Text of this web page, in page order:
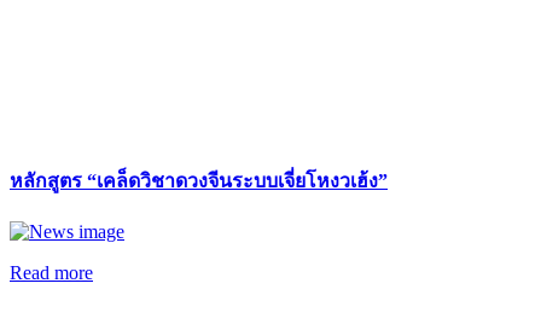
หลักสูตร “เคล็ดวิชาดวงจีนระบบเจี่ยโหงวเฮ้ง”
Read more